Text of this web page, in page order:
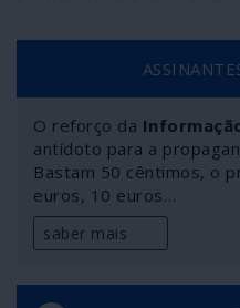
partes interessadas num
Entre as noções em foco
planeta” em que a
activista sueca Greta
percebem é como tudo
cuidado para preparar
globais de capitais,
punhado de gigantes
O reforço da
antídoto para a
Bastam 50 cêntimos, o
euros, 10 euros…
saber mais